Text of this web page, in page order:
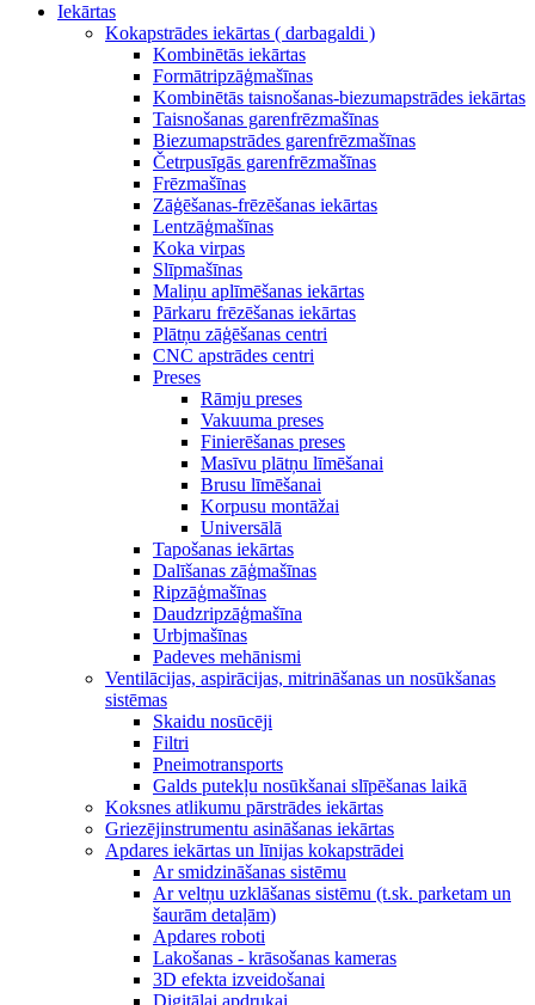
Iekārtas
Kokapstrādes iekārtas ( darbagaldi )
Kombinētās iekārtas
Formātripzāģmašīnas
Kombinētās taisnošanas-biezumapstrādes iekārtas
Taisnošanas garenfrēzmašīnas
Biezumapstrādes garenfrēzmašīnas
Četrpusīgās garenfrēzmašīnas
Frēzmašīnas
Zāģēšanas-frēzēšanas iekārtas
Lentzāģmašīnas
Koka virpas
Slīpmašīnas
Maliņu aplīmēšanas iekārtas
Pārkaru frēzēšanas iekārtas
Plātņu zāģēšanas centri
CNC apstrādes centri
Preses
Rāmju preses
Vakuuma preses
Finierēšanas preses
Masīvu plātņu līmēšanai
Brusu līmēšanai
Korpusu montāžai
Universālā
Tapošanas iekārtas
Dalīšanas zāģmašīnas
Ripzāģmašīnas
Daudzripzāģmašīna
Urbjmašīnas
Padeves mehānismi
Ventilācijas, aspirācijas, mitrināšanas un nosūkšanas
sistēmas
Skaidu nosūcēji
Filtri
Pneimotransports
Galds putekļu nosūkšanai slīpēšanas laikā
Koksnes atlikumu pārstrādes iekārtas
Griezējinstrumentu asināšanas iekārtas
Apdares iekārtas un līnijas kokapstrādei
Ar smidzināšanas sistēmu
Ar veltņu uzklāšanas sistēmu (t.sk. parketam un
šaurām detaļām)
Apdares roboti
Lakošanas - krāsošanas kameras
3D efekta izveidošanai